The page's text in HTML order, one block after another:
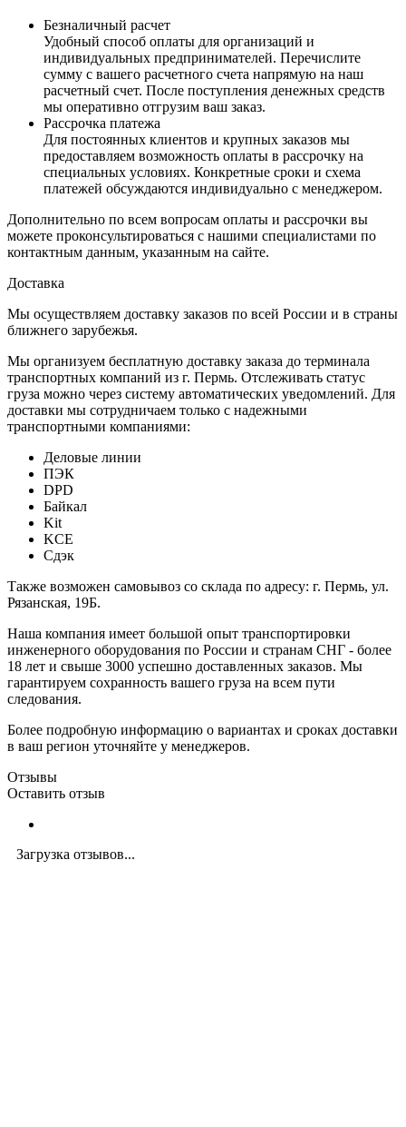
Безналичный расчет
Удобный способ оплаты для организаций и
индивидуальных предпринимателей. Перечислите
сумму с вашего расчетного счета напрямую на наш
расчетный счет. После поступления денежных средств
мы оперативно отгрузим ваш заказ.
Рассрочка платежа
Для постоянных клиентов и крупных заказов мы
предоставляем возможность оплаты в рассрочку на
специальных условиях. Конкретные сроки и схема
платежей обсуждаются индивидуально с менеджером.
Дополнительно по всем вопросам оплаты и рассрочки вы
можете проконсультироваться с нашими специалистами по
контактным данным, указанным на сайте.
Доставка
Мы осуществляем доставку заказов по всей России и в страны
ближнего зарубежья.
Мы организуем бесплатную доставку заказа до терминала
транспортных компаний из г. Пермь. Отслеживать статус
груза можно через систему автоматических уведомлений. Для
доставки мы сотрудничаем только с надежными
транспортными компаниями:
Деловые линии
ПЭК
DPD
Байкал
Kit
KCE
Сдэк
Также возможен самовывоз со склада по адресу: г. Пермь, ул.
Рязанская, 19Б.
Наша компания имеет большой опыт транспортировки
инженерного оборудования по России и странам СНГ - более
18 лет и свыше 3000 успешно доставленных заказов. Мы
гарантируем сохранность вашего груза на всем пути
следования.
Более подробную информацию о вариантах и сроках доставки
в ваш регион уточняйте у менеджеров.
Отзывы
Оставить отзыв
Загрузка отзывов...